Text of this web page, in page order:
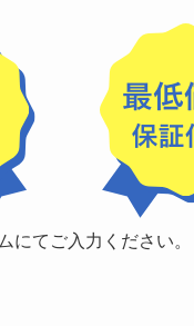
にてご入力ください。